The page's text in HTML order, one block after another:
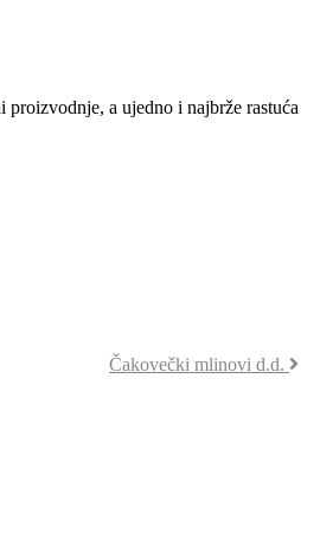
a ujedno i najbrže rastuća
Čakovečki mlinovi d.d.